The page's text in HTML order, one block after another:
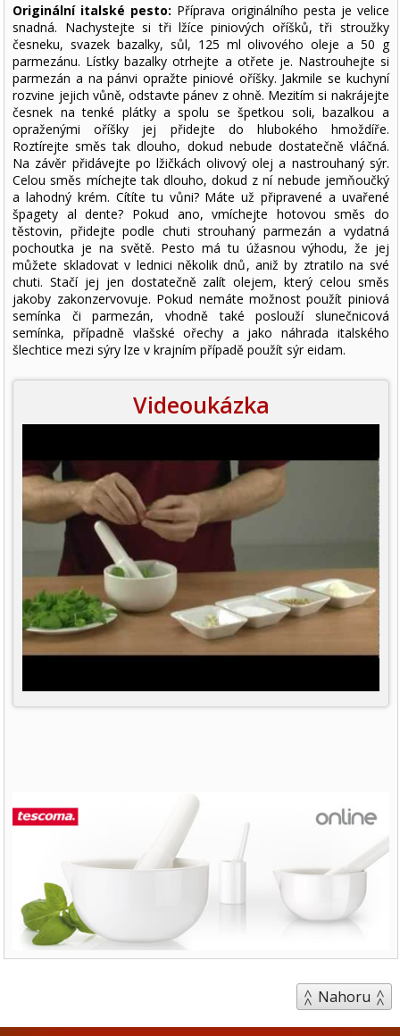
Originální italské pesto: Příprava originálního pesta je velice
snadná. Nachystejte si tři lžíce piniových oříšků, tři stroužky
česneku, svazek bazalky, sůl, 125 ml olivového oleje a 50 g
parmezánu. Lístky bazalky otrhejte a otřete je. Nastrouhejte si
parmezán a na pánvi opražte piniové oříšky. Jakmile se kuchyní
rozvine jejich vůně, odstavte pánev z ohně. Mezitím si nakrájejte
česnek na tenké plátky a spolu se špetkou soli, bazalkou a
opraženými oříšky jej přidejte do hlubokého hmoždíře.
Roztírejte směs tak dlouho, dokud nebude dostatečně vláčná.
Na závěr přidávejte po lžičkách olivový olej a nastrouhaný sýr.
Celou směs míchejte tak dlouho, dokud z ní nebude jemňoučký
a lahodný krém. Cítíte tu vůni? Máte už připravené a uvařené
špagety al dente? Pokud ano, vmíchejte hotovou směs do
těstovin, přidejte podle chuti strouhaný parmezán a vydatná
pochoutka je na světě. Pesto má tu úžasnou výhodu, že jej
můžete skladovat v lednici několik dnů, aniž by ztratilo na své
chuti. Stačí jej jen dostatečně zalít olejem, který celou směs
jakoby zakonzervovuje. Pokud nemáte možnost použít piniová
semínka či parmezán, vhodně také poslouží slunečnicová
semínka, případně vlašské ořechy a jako náhrada italského
šlechtice mezi sýry lze v krajním případě použít sýr eidam.
Videoukázka
Nahoru